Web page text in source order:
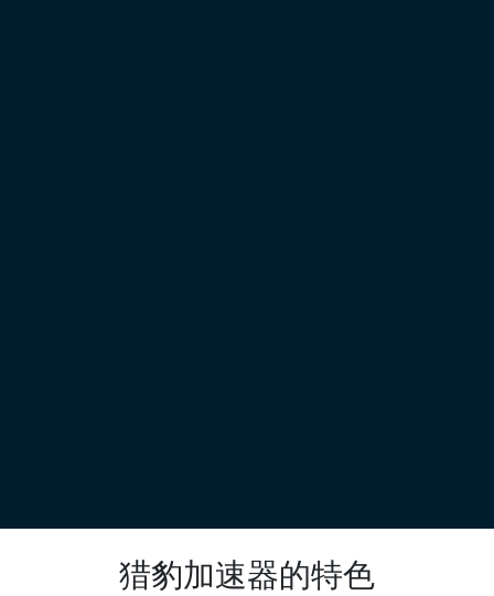
猎豹加速器的特色